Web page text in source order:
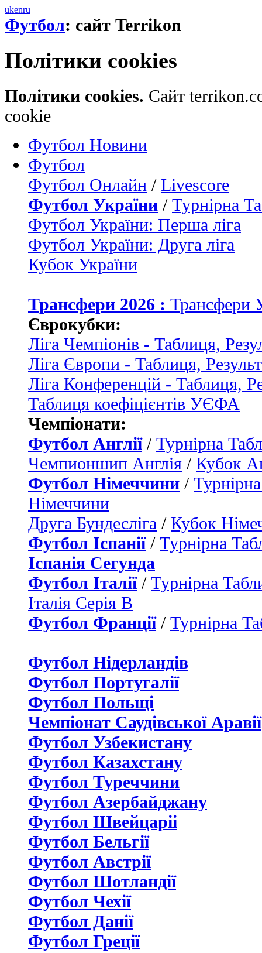
ukenru
Футбол: сайт Terrikon
Політики cookies
Політики cookies. Сайт
cookie
Футбол Новини
Футбол
Футбол Онлайн / Livescore
Футбол України / Турнірна
Футбол України: Перша ліга
Футбол України: Друга ліга
Кубок України
Трансфери 2026 : Трансфери
Єврокубки:
Ліга Чемпіонів - Таблиця,
Ліга Європи - Таблиця,
Ліга Конференцій - Таблиця,
Таблиця коефіцієнтів УЄФА
Чемпіонати:
Футбол Англії/ Турнірна
Чемпионшип Англія / Кубок
Футбол Німеччини /
Німеччини
Друга Бундесліга / Кубок
Футбол Іспанії/ Турнірна
Іспанія Сегунда
Футбол Італії/ Турнірна
Італія Серія B
Футбол Франції/ Турнірна
Футбол Нідерландiв
Футбол Португалії
Футбол Польщі
Чемпіонат Саудівської Аравії
Футбол Узбекистану
Футбол Казахстану
Футбол Туреччини
Футбол Азербайджану
Футбол Швейцаріі
Футбол Бельгії
Футбол Австрії
Футбол Шотландії
Футбол Чехії
Футбол Данії
Футбол Греції